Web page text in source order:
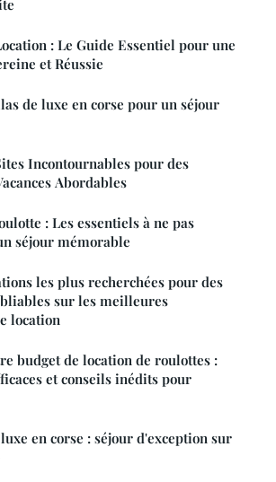
: Le Guide Essentiel pour une
et Réussie
de luxe en corse pour un séjour
Incontournables pour des
Abordables
: Les essentiels à ne pas
séjour mémorable
les plus recherchées pour des
sur les meilleures
location
budget de location de roulottes :
et conseils inédits pour
en corse : séjour d'exception sur